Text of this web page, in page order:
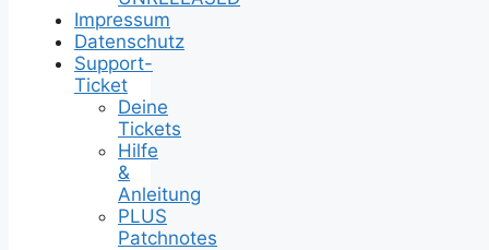
Impressum
Datenschutz
Support-
Ticket
Deine
Tickets
Hilfe
&
Anleitung
PLUS
Patchnotes